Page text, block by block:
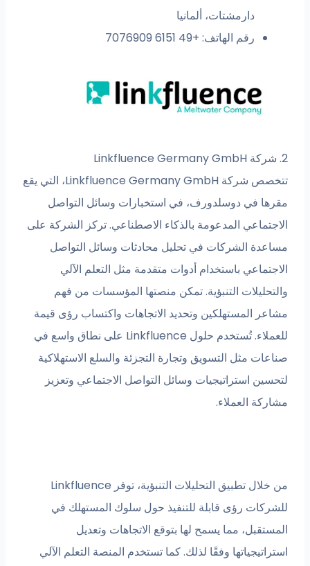
دارمشتات، ألمانيا
رقم الهاتف: +49 6151 7076909
تتخصص شركة Linkfluence Germany GmbH، التي يقع
في دوسلدورف، في استخبارات وسائل التواصل
المدعومة بالذكاء الاصطناعي. تركز الشركة على
الشركات في تحليل محادثات وسائل التواصل
باستخدام أدوات متقدمة مثل التعلم الآلي
التنبؤية. تمكن منصتها المؤسسات من فهم
وتحديد الاتجاهات واكتساب رؤى قيمة
للعملاء. تُستخدم حلول Linkfluence على نطاق واسع في
مثل التسويق وتجارة التجزئة والسلع الاستهلاكية
استراتيجيات وسائل التواصل الاجتماعي وتعزيز
العملاء.
من خلال تطبيق التحليلات التنبؤية، توفر Linkfluence
رؤى قابلة للتنفيذ حول سلوك المستهلك في
مما يسمح لها بتوقع الاتجاهات وتعديل
وفقًا لذلك. كما تستخدم المنصة التعلم الآلي